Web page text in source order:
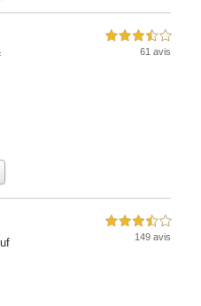
3,5 étoiles sur 5
61 avis
3,5 étoiles sur 5
149 avis